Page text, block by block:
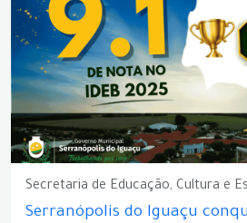
Secretaria de Educação, Cultura e
Serranópolis do Iguaçu